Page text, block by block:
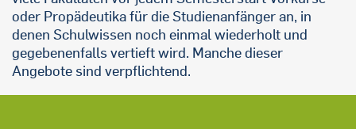
oder Propädeutika für die Studienanfänger an, in
denen Schulwissen noch einmal wiederholt und
gegebenenfalls vertieft wird. Manche dieser
Angebote sind verpflichtend.